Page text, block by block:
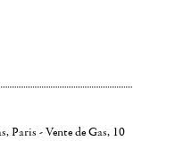
Paris - Vente de Gas, 10